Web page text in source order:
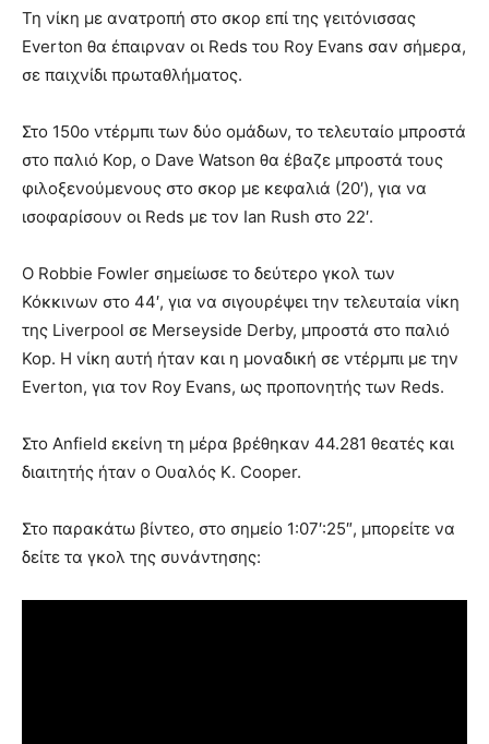
Τη νίκη με ανατροπή στο σκορ επί της γειτόνισσας
Everton θα έπαιρναν οι Reds του Roy Evans σαν σήμερα,
σε παιχνίδι πρωταθλήματος.
Στο 150o ντέρμπι των δύο ομάδων, το τελευταίο μπροστά
στο παλιό Kop, ο Dave Watson θα έβαζε μπροστά τους
φιλοξενούμενους στο σκορ με κεφαλιά (20′), για να
ισοφαρίσουν οι Reds με τον Ian Rush στο 22′.
Ο Robbie Fowler σημείωσε το δεύτερο γκολ των
Κόκκινων στο 44′, για να σιγουρέψει την τελευταία νίκη
της Liverpool σε Merseyside Derby, μπροστά στο παλιό
Kop. Η νίκη αυτή ήταν και η μοναδική σε ντέρμπι με την
Everton, για τον Roy Evans, ως προπονητής των Reds.
Στο Anfield εκείνη τη μέρα βρέθηκαν 44.281 θεατές και
διαιτητής ήταν ο Ουαλός K. Cooper.
Στο παρακάτω βίντεο, στο σημείο 1:07′:25″, μπορείτε να
δείτε τα γκολ της συνάντησης: